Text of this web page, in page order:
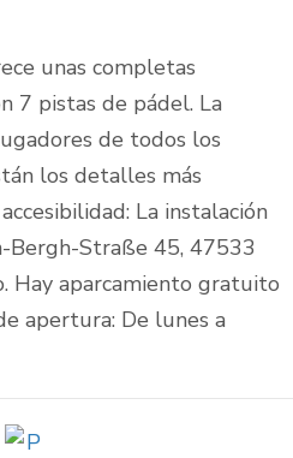
unas completas
7 pistas de pádel. La
de todos los
los detalles más
La instalación
Bergh-Straße 45, 47533
Hay aparcamiento gratuito
apertura: De lunes a